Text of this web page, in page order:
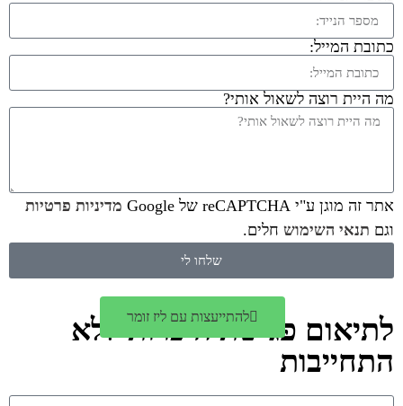
כתובת המייל:
מה היית רוצה לשאול אותי?
אתר זה מוגן ע"י reCAPTCHA של Google
מדיניות פרטיות
וגם תנאי השימוש חלים.
שלחו לי
להתייעצות עם ליז זומר
לתיאום פגישת היכרות ללא
התחייבות